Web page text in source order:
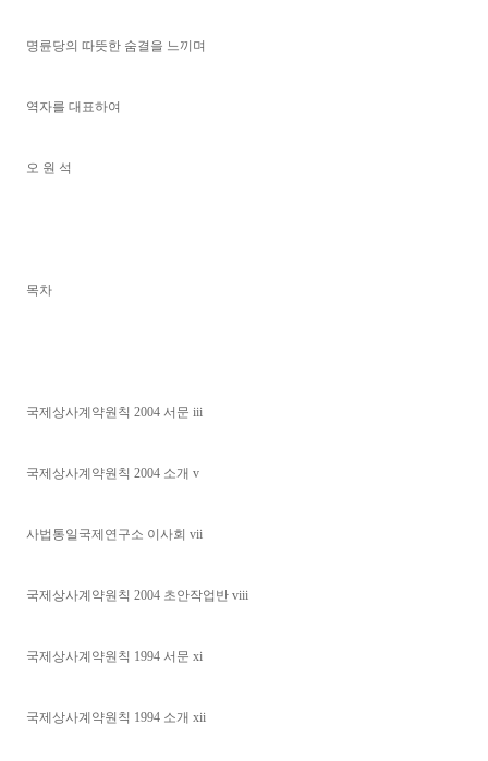
명륜당의 따뜻한 숨결을 느끼며
역자를 대표하여
오 원 석
목차
국제상사계약원칙 2004 서문 iii
국제상사계약원칙 2004 소개 v
사법통일국제연구소 이사회 vii
국제상사계약원칙 2004 초안작업반 viii
국제상사계약원칙 1994 서문 xi
국제상사계약원칙 1994 소개 xii